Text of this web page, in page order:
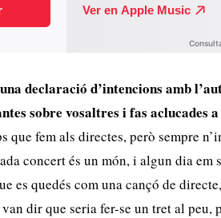
declaració d’intencions amb
sobre vosaltres i fas aclucades
que fem als directes, però sempre
concert és un món, i algun dia em
es quedés com una cançó de
dir que seria fer-se un tret al peu,